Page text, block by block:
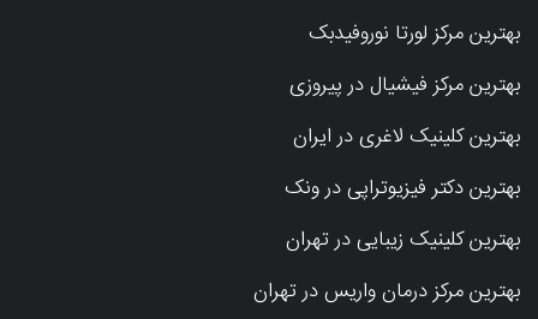
بهترین مرکز لورتا نوروفیدبک
بهترین مرکز فیشیال در پیروزی
بهترین کلینیک لاغری در ایران
بهترین دکتر فیزیوتراپی در ونک
بهترین کلینیک زیبایی در تهران
بهترین مرکز درمان واریس در تهران